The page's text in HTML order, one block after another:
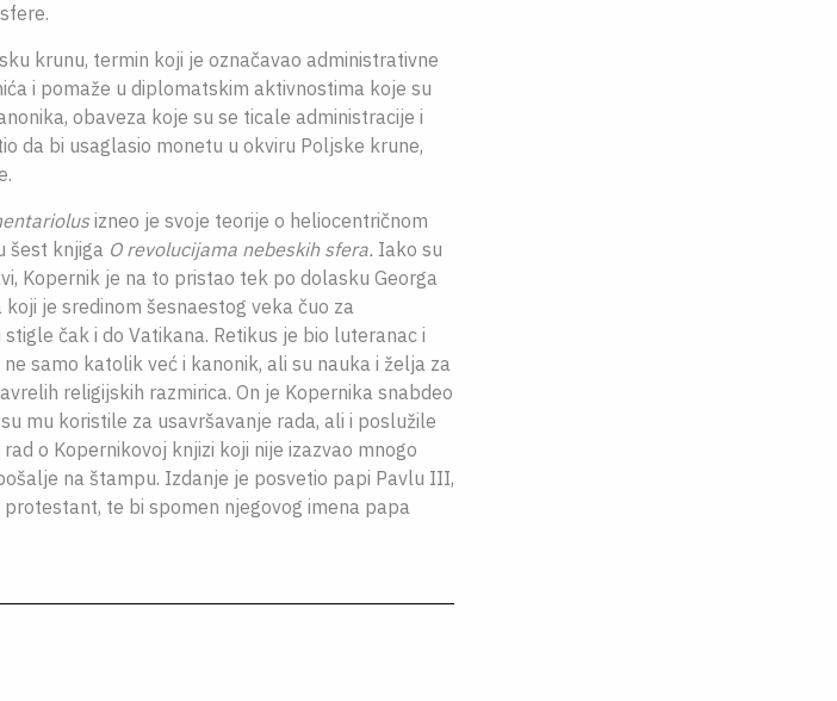
krunu, termin koji je označavao administrativne
i pomaže u diplomatskim aktivnostima koje su
obaveza koje su se ticale administracije i
da bi usaglasio monetu u okviru Poljske krune,
izneo je svoje teorije o heliocentričnom
šest knjiga O revolucijama nebeskih sfera. Iako su
Kopernik je na to pristao tek po dolasku Georga
je sredinom šesnaestog veka čuo za
čak i do Vatikana. Retikus je bio luteranac i
samo katolik već i kanonik, ali su nauka i želja za
religijskih razmirica. On je Kopernika snabdeo
mu koristile za usavršavanje rada, ali i poslužile
o Kopernikovoj knjizi koji nije izazvao mnogo
na štampu. Izdanje je posvetio papi Pavlu III,
te bi spomen njegovog imena papa